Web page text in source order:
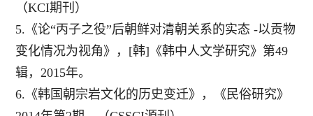
（KCI期刊）
5.《论“丙子之役”后朝鲜对清朝关系的实态 -以贡物
变化情况为视角》，[韩]《韩中人文学研究》第49
辑，2015年。
6.《韩国朝宗岩文化的历史变迁》，《民俗研究》